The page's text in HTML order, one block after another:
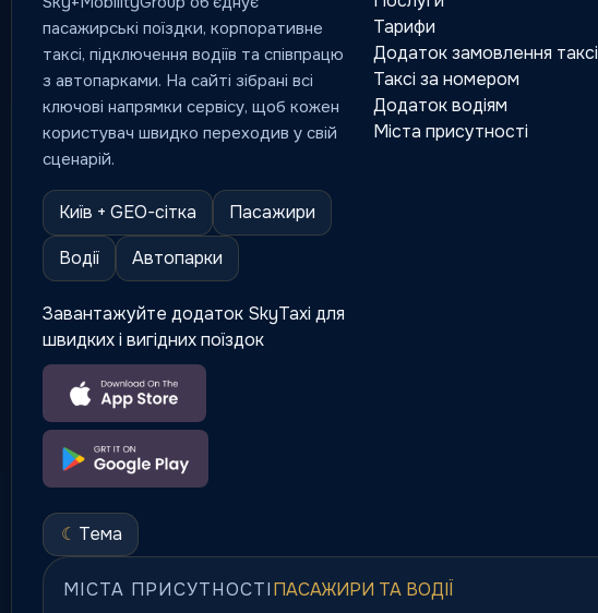
пасажирські поїздки, корпоративне
таксі, підключення водіїв та співпрацю
з автопарками. На сайті зібрані всі
ключові напрямки сервісу, щоб кожен
користувач швидко переходив у свій
сценарій.
Київ + GEO-сітка
Пасажири
Водії
Автопарки
Завантажуйте додаток SkyTaxi для
швидких і вигідних поїздок
☾ Тема
Тарифи
Додаток замовлення таксі
Таксі за номером
Додаток водіям
Міста присутності
МІСТА ПРИСУТНОСТІПАСАЖИРИ ТА ВОДІЇ